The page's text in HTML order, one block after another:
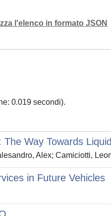
l'elenco in formato JSON
0.019 secondi).
Way Towards
Alex; Camiciotti,
in Future Vehicles